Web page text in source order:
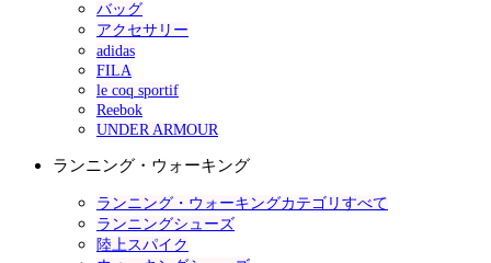
バッグ
アクセサリー
adidas
FILA
le coq sportif
Reebok
UNDER ARMOUR
ランニング・ウォーキング
ランニング・ウォーキングカテゴリすべて
ランニングシューズ
陸上スパイク